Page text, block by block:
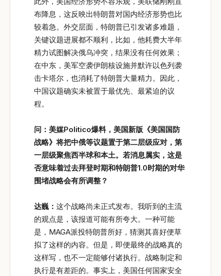
布降息，这反映出特朗普对国内经济形势也比
较着急。外交层面，特朗普已引发诸多难题，
关键议题进展都不顺利，比如，他耗费大半年
精力试图解决俄乌冲突，结果没有任何效果；
在中东，美军空袭伊朗核设施并默许以色列袭
击卡塔尔，也消耗了特朗普大量精力。因此，
中国议题确实未被置于最优先、最紧迫的议
程。
问：美媒Politico爆料，美国新版《美国国防
战略》将把中俄等议题置于第二层级应对，第
一层级聚焦西半球和本土。若消息属实，这是
否意味着过去拜登时期和特朗普1.0时期的对华
围堵战略会有所调整？
达巍： 这个战略尚未正式发布。我听到的主流
的观点是，该报道可能有所夸大。一种可能
是，MAGA派投特朗普所好，猜测其喜好便草
拟了这样的内容。但是，即便最终的战略真的
这样写，也不一定能够付诸执行。战略制定和
执行是有差距的。事实上，美国任何国家安全